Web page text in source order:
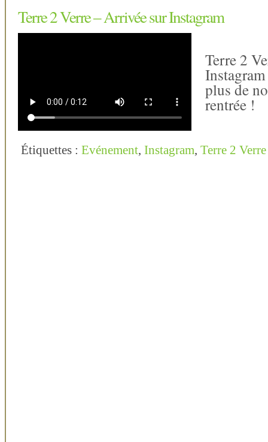
Terre 2 Verre – Arrivée sur Instagram
Terre 2
plus de
rentrée !
Étiquettes : Evénement, Instagram, Terre 2 Verre